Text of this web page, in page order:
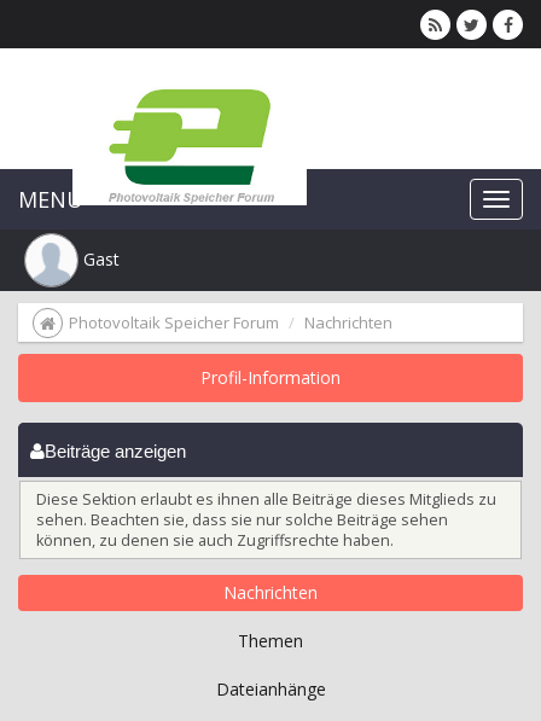
MENU
Gast
Photovoltaik Speicher Forum Nachrichten
Profil-Information
Beiträge anzeigen
Diese Sektion erlaubt es ihnen alle Beiträge dieses Mitglieds zu
sehen. Beachten sie, dass sie nur solche Beiträge sehen
können, zu denen sie auch Zugriffsrechte haben.
Nachrichten
Themen
Dateianhänge